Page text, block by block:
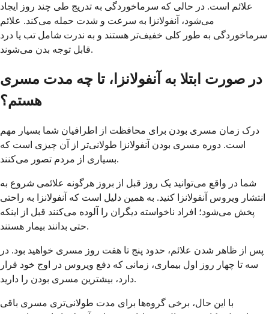
علائم است. در حالی که سرماخوردگی به تدریج طی چند روز ایجاد
می‌شود، آنفولانزا به سرعت و شدت حمله می‌کند. علائم
سرماخوردگی به طور کلی خفیف‌تر هستند و به ندرت شامل تب یا درد
قابل توجه بدن می‌شوند.
در صورت ابتلا به آنفولانزا، تا چه مدت مسری
هستم؟
درک زمان مسری بودن برای محافظت از اطرافیان شما بسیار مهم
است. دوره مسری بودن آنفولانزا طولانی‌تر از آن چیزی است که
بسیاری از مردم تصور می‌کنند.
شما در واقع می‌توانید یک روز قبل از بروز هرگونه علائمی شروع به
انتشار ویروس آنفولانزا کنید. به همین دلیل است که آنفولانزا به راحتی
پخش می‌شود؛ افراد ناخواسته دیگران را آلوده می‌کنند قبل از اینکه
حتی بدانند بیمار هستند.
پس از ظاهر شدن علائم، حدود پنج تا هفت روز مسری خواهید بود. در
سه تا چهار روز اول بیماری، زمانی که دفع ویروس در اوج خود قرار
دارد، بیشترین مسری بودن را دارید.
با این حال، برخی گروه‌ها برای مدت طولانی‌تری مسری باقی